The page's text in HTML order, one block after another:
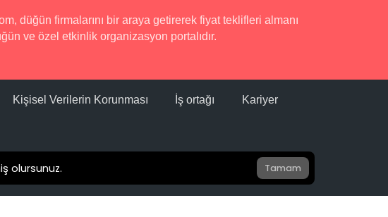
düğün firmalarını bir araya getirerek fiyat teklifleri almanı
ve özel etkinlik organizasyon portalıdır.
Kişisel Verilerin Korunması İş ortağı Kariyer
olursunuz. Tamam